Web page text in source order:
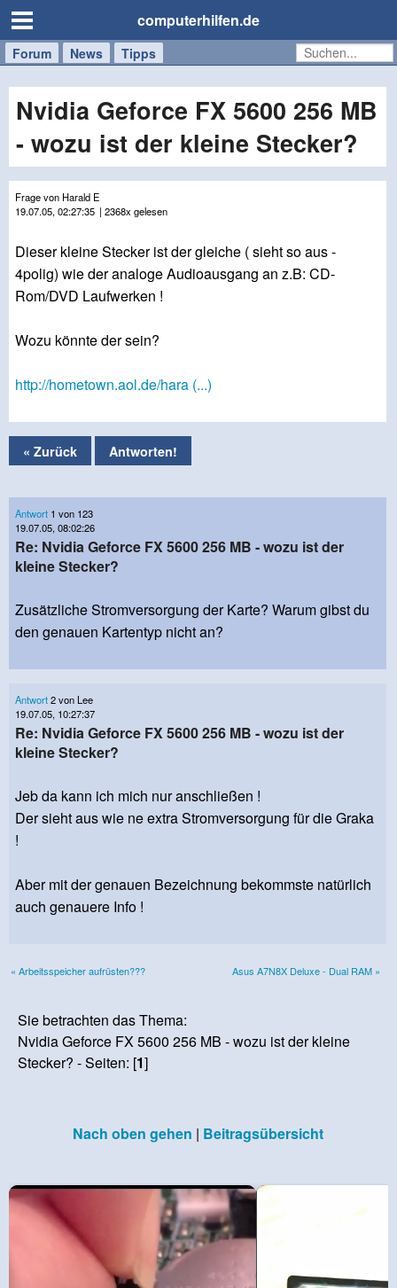
computerhilfen.de
Forum News Tipps
Handy
Tablet
Windows
Mac
Nvidia Geforce FX 5600 256 MB
- wozu ist der kleine Stecker?
Frage von Harald E
19.07.05, 02:27:35 | 2368x gelesen
Dieser kleine Stecker ist der gleiche ( sieht so aus -
4polig) wie der analoge Audioausgang an z.B: CD-
Rom/DVD Laufwerken !
Wozu könnte der sein?
http://hometown.aol.de/hara (...)
« Zurück Antworten!
Antwort 1 von 123
19.07.05, 08:02:26
Re: Nvidia Geforce FX 5600 256 MB - wozu ist der
kleine Stecker?
Zusätzliche Stromversorgung der Karte? Warum gibst du
den genauen Kartentyp nicht an?
Antwort2 von Lee
19.07.05, 10:27:37
Re: Nvidia Geforce FX 5600 256 MB - wozu ist der
kleine Stecker?
Jeb da kann ich mich nur anschließen !
Der sieht aus wie ne extra Stromversorgung für die Graka
!
Aber mit der genauen Bezeichnung bekommste natürlich
auch genauere Info !
« Arbeitsspeicher aufrüsten??? Asus A7N8X Deluxe - Dual RAM »
Sie betrachten das Thema:
Nvidia Geforce FX 5600 256 MB - wozu ist der kleine
Stecker? - Seiten: [1]
Nach oben gehen | Beitragsübersicht